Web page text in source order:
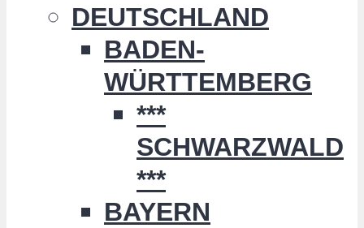
DEUTSCHLAND
BADEN-
WÜRTTEMBERG
***
SCHWARZWALD
***
BAYERN